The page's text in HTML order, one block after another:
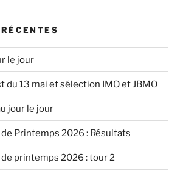
le jour
du 13 mai et sélection IMO et JBMO
jour le jour
Printemps 2026 : Résultats
printemps 2026 : tour 2